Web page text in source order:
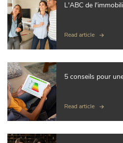
L'ABC de
Read article
5 conseils pour
Read article